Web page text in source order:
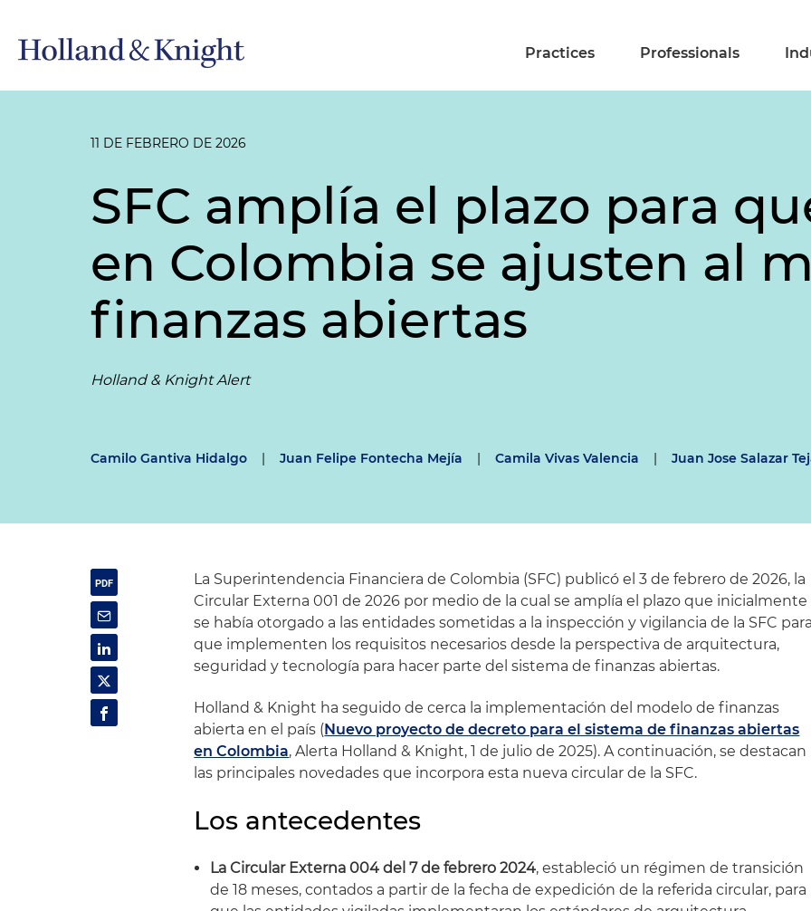
Practices Professionals
11 DE FEBRERO DE 2026
SFC amplía el plazo para
en Colombia se ajusten al
finanzas abiertas
Holland & Knight Alert
Camilo Gantiva Hidalgo | Juan Felipe Fontecha Mejía | Camila Vivas Valencia | Juan Jose Salazar
La Superintendencia Financiera de Colombia (SFC) publicó el 3 de febrero de 2026, la
Circular Externa 001 de 2026 por medio de la cual se amplía el plazo que inicialmente
se había otorgado a las entidades sometidas a la inspección y vigilancia de la SFC para
que implementen los requisitos necesarios desde la perspectiva de arquitectura,
seguridad y tecnología para hacer parte del sistema de finanzas abiertas.
Holland & Knight ha seguido de cerca la implementación del modelo de finanzas
abierta en el país (Nuevo proyecto de decreto para el sistema de finanzas abiertas
en Colombia, Alerta Holland & Knight, 1 de julio de 2025). A continuación, se destacan
las principales novedades que incorpora esta nueva circular de la SFC.
Los antecedentes
La Circular Externa 004 del 7 de febrero 2024, estableció un régimen de transición
de 18 meses, contados a partir de la fecha de expedición de la referida circular, para